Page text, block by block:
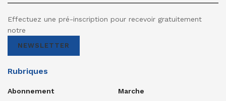
Effectuez une pré-inscription pour recevoir gratuitement
notre
NEWSLETTER
Rubriques
Abonnement
Marche